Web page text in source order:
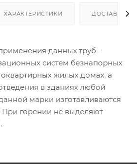
ХАРАКТЕРИСТИКИ ДОСТАВКА
данных труб -
систем безнапорных
жилых домах, а
в зданиях любой
марки изготавливаются
При горении не выделяют